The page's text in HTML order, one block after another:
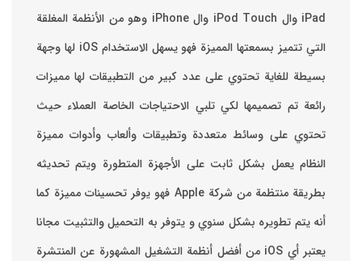
iPad وال iPod Touch وال iPhone وهو من الأنظمة المغلقة
التي تتميز بسمعتها المميزة فهو يسهل الاستخدام ‏iOS لها وجهة
بسيطة للغاية تحتوي على عدد كبير من التطبيقات لها مميزات
رائعة تم تصميمها لكي تلبي الاحتياجات الخاصة العملاء حيث
تحتوي على وسائط متعددة وتطبيقات وألعاب وأدوات مميزة
‏النظام يعمل بشكل ثابت على الأجهزة المتطورة ويتم تحديثه
بطريقة منتظمة من شركة Apple فهو يوفر تحسينات مميزة كما
أنه يتم تطويره بشكل سنوي و يتوفر به التحميل والتثبيت مجانا
‏يعتبر أي iOS من أفضل أنظمة التشغيل المشهورة عن المنتشرة